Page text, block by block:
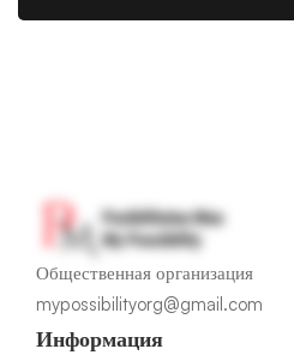
Общественная организация
mypossibilityorg@gmail.com
Информация